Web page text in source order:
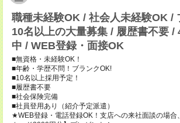
職種未経験OK / 社会人未経験OK /
10名以上の大量募集 / 履歴書不要 /
中 / WEB登録・面接OK
■無資格・未経験OK！
■年齢・学歴不問！ブランクOK!
■10名以上採用予定！
■履歴書不要
■社会保険完備
■社員登用あり（紹介予定派遣）
★WEB登録・電話登録OK！支店への来社面談の場合